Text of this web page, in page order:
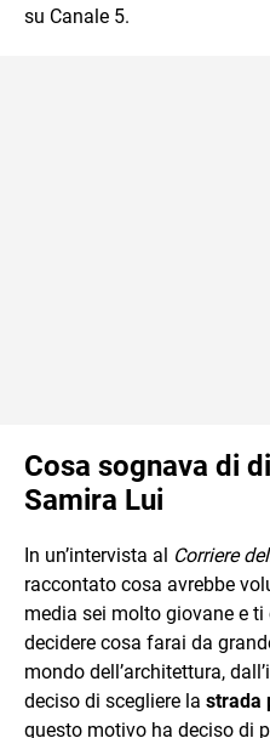
su Canale 5.
Cosa sognava di
Samira Lui
In un’intervista al Corriere
raccontato cosa avrebbe
media sei molto giovane e
decidere cosa farai da
mondo dell’architettura,
deciso di scegliere la strada
questo motivo ha deciso di